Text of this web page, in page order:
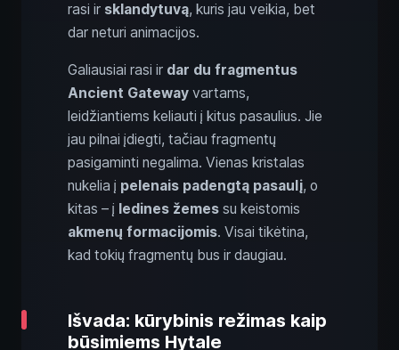
rasi ir sklandytuvą, kuris jau veikia, bet
dar neturi animacijos.
Galiausiai rasi ir dar du fragmentus
Ancient Gateway vartams,
leidžiantiems keliauti į kitus pasaulius. Jie
jau pilnai įdiegti, tačiau fragmentų
pasigaminti negalima. Vienas kristalas
nukelia į pelenais padengtą pasaulį, o
kitas – į ledines žemes su keistomis
akmenų formacijomis. Visai tikėtina,
kad tokių fragmentų bus ir daugiau.
Išvada: kūrybinis režimas kaip
būsimiems Hytale